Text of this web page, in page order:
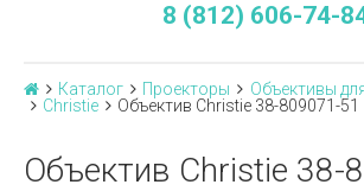
8 (812) 606-74-
Каталог Проекторы
Объективы
Сhristie
Объектив Christie 38-809071-51
Объектив Christie 38-